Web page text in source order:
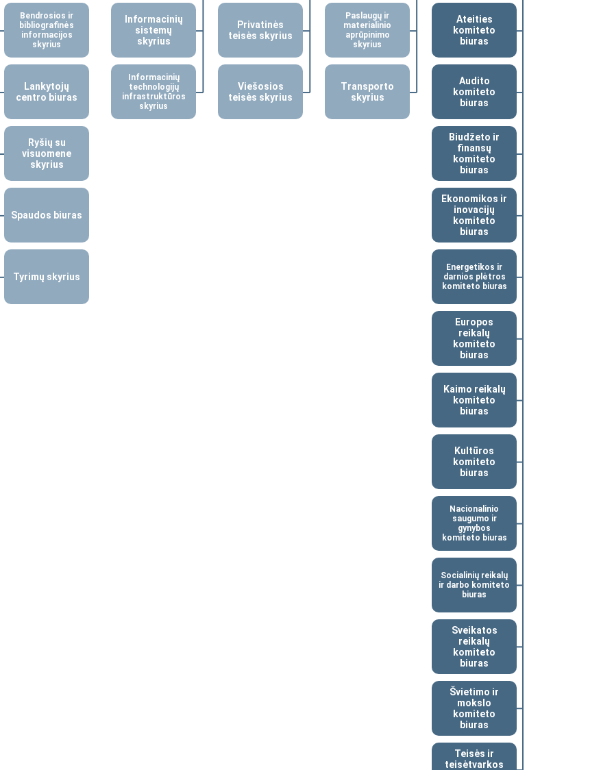
Bendrosios ir
bibliografinės
informacijos
skyrius
Lankytojų
centro biuras
Ryšių su
visuomene
skyrius
Spaudos biuras
Tyrimų skyrius
Informacinių
sistemų
skyrius
Informacinių
technologijų
infrastruktūros
skyrius
Privatinės
teisės skyrius
Viešosios
teisės skyrius
Paslaugų ir
materialinio
aprūpinimo
skyrius
Transporto
skyrius
Ateities
komiteto
biuras
Audito
komiteto
biuras
Biudžeto ir
finansų
komiteto
biuras
Ekonomikos ir
inovacijų
komiteto
biuras
Energetikos ir
darnios plėtros
komiteto biuras
Europos
reikalų
komiteto
biuras
Kaimo reikalų
komiteto
biuras
Kultūros
komiteto
biuras
Nacionalinio
saugumo ir
gynybos
komiteto biuras
Socialinių reikalų
ir darbo komiteto
biuras
Sveikatos
reikalų
komiteto
biuras
Švietimo ir
mokslo
komiteto
biuras
Teisės ir
teisėtvarkos